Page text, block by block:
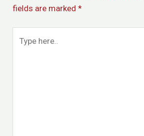
fields are marked*
here..